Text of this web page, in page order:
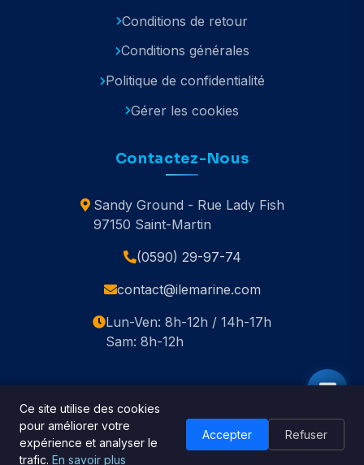
Conditions de retour
Conditions générales
Politique de confidentialité
Gérer les cookies
Contactez-Nous
Sandy Ground - Rue Lady Fish
97150 Saint-Martin
(0590) 29-97-74
contact@ilemarine.com
Lun-Ven: 8h-12h / 14h-17h
Sam: 8h-12h
© 2020-2026 Île Marine. Tous droits réservés.
🇬🇧 English
Ce site utilise des cookies
pour améliorer votre
expérience et analyser le
trafic. En savoir plus
Accepter Refuser